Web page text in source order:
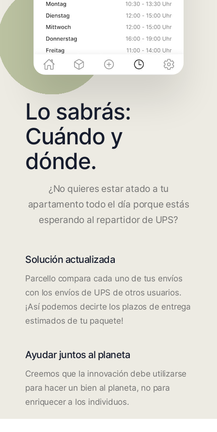
Lo sabrás:
Cuándo y
dónde.
¿No quieres estar atado a tu
apartamento todo el día porque estás
esperando al repartidor de UPS?
Solución actualizada
Parcello compara cada uno de tus envíos
con los envíos de UPS de otros usuarios.
¡Así podemos decirte los plazos de entrega
estimados de tu paquete!
Ayudar juntos al planeta
Creemos que la innovación debe utilizarse
para hacer un bien al planeta, no para
enriquecer a los individuos.